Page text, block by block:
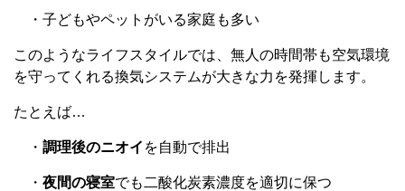
・子どもやペットがいる家庭も多い
このようなライフスタイルでは、無人の時間帯も空気環境
を守ってくれる換気システムが大きな力を発揮します。
たとえば…
・ 調理後のニオイ を自動で排出
・ 夜間の寝室でも二酸化炭素濃度を適切に保つ